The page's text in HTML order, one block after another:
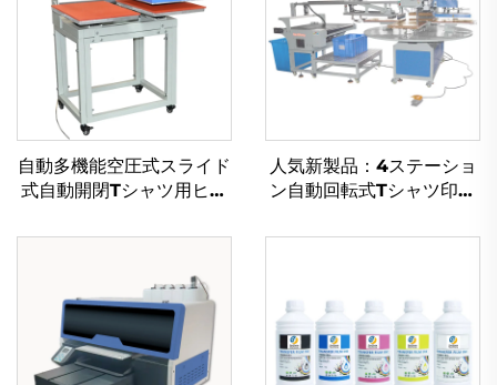
自動多機能空圧式スライド
式自動開閉Tシャツ用ヒー
cm、38×38 cm、40×60
リンター（衣料品用）
人気新製品：4ステーショ
ン自動回転式Tシャツ印刷
プリンター向け完全自動空